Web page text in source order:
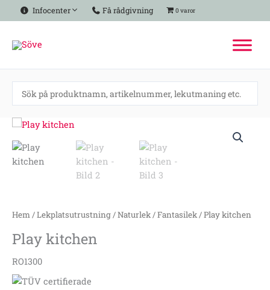
Hoppa
till
Infocenter Få rådgivning 0 varor
Hem/Lekplatsutrustning/Naturlek/Fantasilek/ Play kitchen
Play kitchen
RO1300
Play
kitchen
mängd